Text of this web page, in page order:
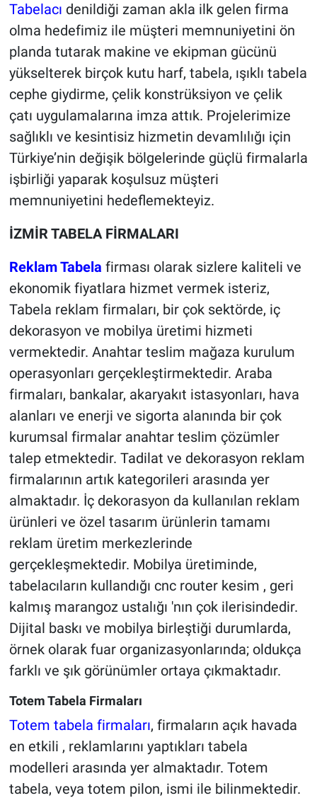
Tabelacı denildiği zaman akla ilk gelen firma
olma hedefimiz ile müşteri memnuniyetini ön
planda tutarak makine ve ekipman gücünü
yükselterek birçok kutu harf, tabela, ışıklı tabela
cephe giydirme, çelik konstrüksiyon ve çelik
çatı uygulamalarına imza attık. Projelerimize
sağlıklı ve kesintisiz hizmetin devamlılığı için
Türkiye’nin değişik bölgelerinde güçlü firmalarla
işbirliği yaparak koşulsuz müşteri
memnuniyetini hedeflemekteyiz.
İZMİR TABELA FİRMALARI
Reklam Tabela firması olarak sizlere kaliteli ve
ekonomik fiyatlara hizmet vermek isteriz,
Tabela reklam firmaları, bir çok sektörde, iç
dekorasyon ve mobilya üretimi hizmeti
vermektedir. Anahtar teslim mağaza kurulum
operasyonları gerçekleştirmektedir. Araba
firmaları, bankalar, akaryakıt istasyonları, hava
alanları ve enerji ve sigorta alanında bir çok
kurumsal firmalar anahtar teslim çözümler
talep etmektedir. Tadilat ve dekorasyon reklam
firmalarının artık kategorileri arasında yer
almaktadır. İç dekorasyon da kullanılan reklam
ürünleri ve özel tasarım ürünlerin tamamı
reklam üretim merkezlerinde
gerçekleşmektedir. Mobilya üretiminde,
tabelacıların kullandığı cnc router kesim , geri
kalmış marangoz ustalığı 'nın çok ilerisindedir.
Dijital baskı ve mobilya birleştiği durumlarda,
örnek olarak fuar organizasyonlarında; oldukça
farklı ve şık görünümler ortaya çıkmaktadır.
Totem Tabela Firmaları
Totem tabela firmaları, firmaların açık havada
en etkili , reklamlarını yaptıkları tabela
modelleri arasında yer almaktadır. Totem
tabela, veya totem pilon, ismi ile bilinmektedir.